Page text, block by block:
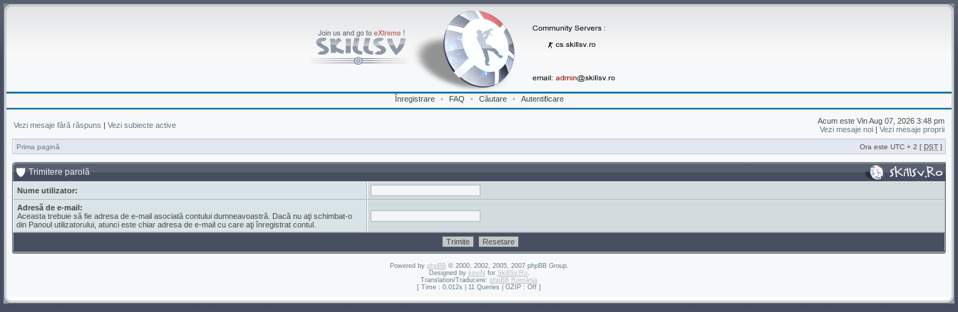
Înregistrare • FAQ • Căutare • Autentificare
Vezi mesaje fără răspuns | Vezi subiecte active
Acum este Vin Aug 07, 2026 3:48 pm
Vezi mesaje noi | Vezi mesaje proprii
Prima pagină Ora este UTC + 2 [ DST ]
Trimitere parolă
Nume utilizator:
Adresă de e-mail:
Aceasta trebuie să fie adresa de e-mail asociată contului dumneavoastră. Dacă nu aţi schimbat-o
din Panoul utilizatorului, atunci este chiar adresa de e-mail cu care aţi înregistrat contul.
Powered by phpBB© 2000, 2002, 2005, 2007 phpBB Group.
Designed by keviN for SkillSv.Ro.
Translation/Traducere: phpBB România
[ Time : 0.012s | 11 Queries | GZIP : Off ]